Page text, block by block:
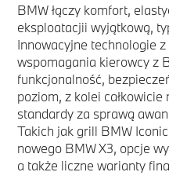
BMW łączy komfort,
eksploatacjii wyjątkową,
Innowacyjne technologie z
wspomagania kierowcy z
funkcjonalność,
poziom, z kolei
standardy za sprawą
Takich jak grill BMW
nowego BMW X3, opcje
a także liczne warianty